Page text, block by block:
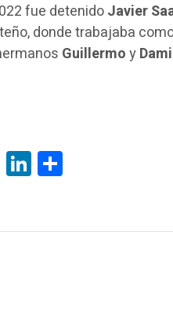
fue detenidoJavier
donde trabajaba
Guillermoy
WhatsAppLinkedIn